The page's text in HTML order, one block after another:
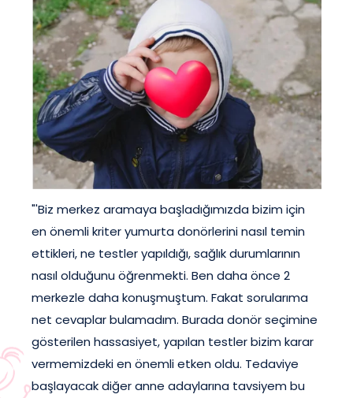
"'Biz merkez aramaya başladığımızda bizim için
en önemli kriter yumurta donörlerini nasıl temin
ettikleri, ne testler yapıldığı, sağlık durumlarının
nasıl olduğunu öğrenmekti. Ben daha önce 2
merkezle daha konuşmuştum. Fakat sorularıma
net cevaplar bulamadım. Burada donör seçimine
gösterilen hassasiyet, yapılan testler bizim karar
vermemizdeki en önemli etken oldu. Tedaviye
başlayacak diğer anne adaylarına tavsiyem bu